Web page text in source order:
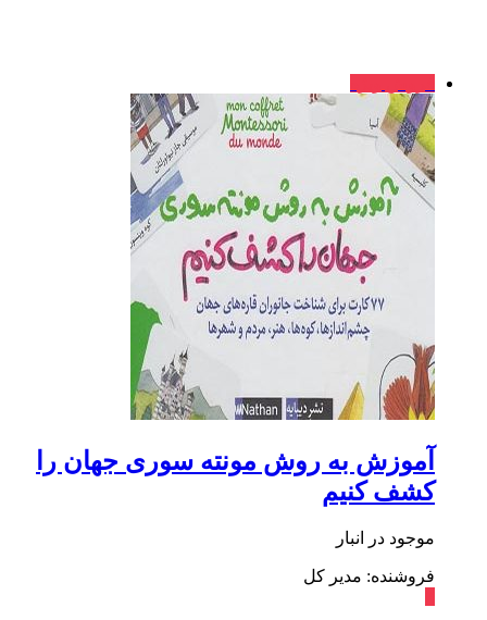
آموزش به روش مونته سوری جهان‌ را
کشف‌ کنیم
موجود در انبار
فروشنده: مدیر کل